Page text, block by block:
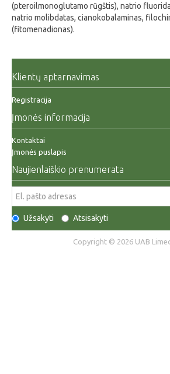
(pteroilmonoglutamo rūgštis), natrio
natrio molibdatas, cianokobalaminas,
(fitomenadionas).
Klientų aptarnavimas
Registracija
Įmonės informacija
Kontaktai
Įmonės puslapis
Naujienlaiškio prenumerata
Užsakyti Atsisakyti
Copyright © 2026 UAB